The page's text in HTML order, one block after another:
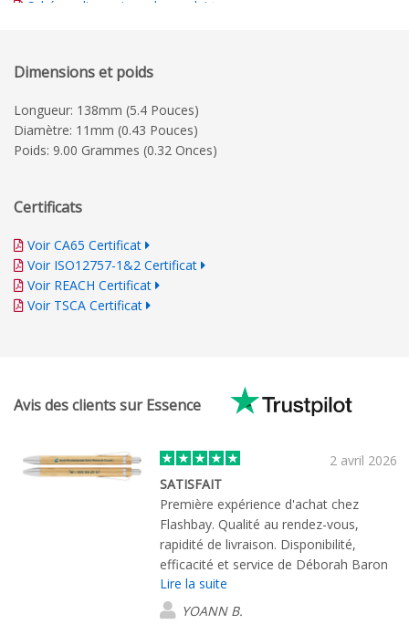
Schéma dimensionnel complet
Dimensions et poids
Longueur: 138mm (5.4 Pouces)
Diamètre: 11mm (0.43 Pouces)
Poids: 9.00 Grammes (0.32 Onces)
Certificats
Voir CA65 Certificat
Voir ISO12757-1&2 Certificat
Voir REACH Certificat
Voir TSCA Certificat
Avis des clients sur Essence
2 avril 2026
SATISFAIT
Première expérience d'achat chez
Flashbay. Qualité au rendez-vous,
rapidité de livraison. Disponibilité,
efficacité et service de Déborah Baron
au top. Rien à redire.
Lire la suite
YOANN B.